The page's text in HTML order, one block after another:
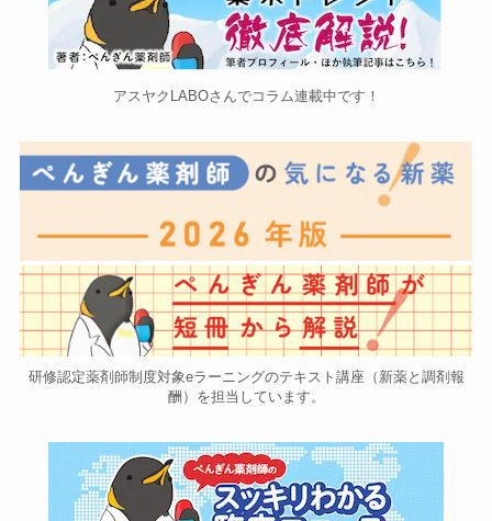
アスヤクLABOさんでコラム連載中です！
研修認定薬剤師制度対象eラーニングのテキスト講座（新薬と調剤報
酬）を担当しています。